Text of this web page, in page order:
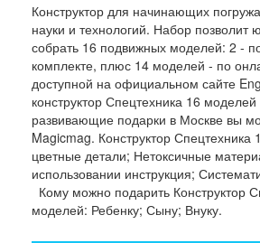
Конструктор для начинающих
науки и технологий. Набор позволит
собрать 16 подвижных моделей: 2 -
комплекте, плюс 14 моделей - по
доступной на официальном сайте
конструктор Спецтехника 16 моделей
развивающие подарки в Москве вы
Magicmag. Конструктор
цветные детали; Нетоксичные
использовании инструкция;
Кому можно подарить Конструктор
моделей: Ребенку; Сыну; Внуку.